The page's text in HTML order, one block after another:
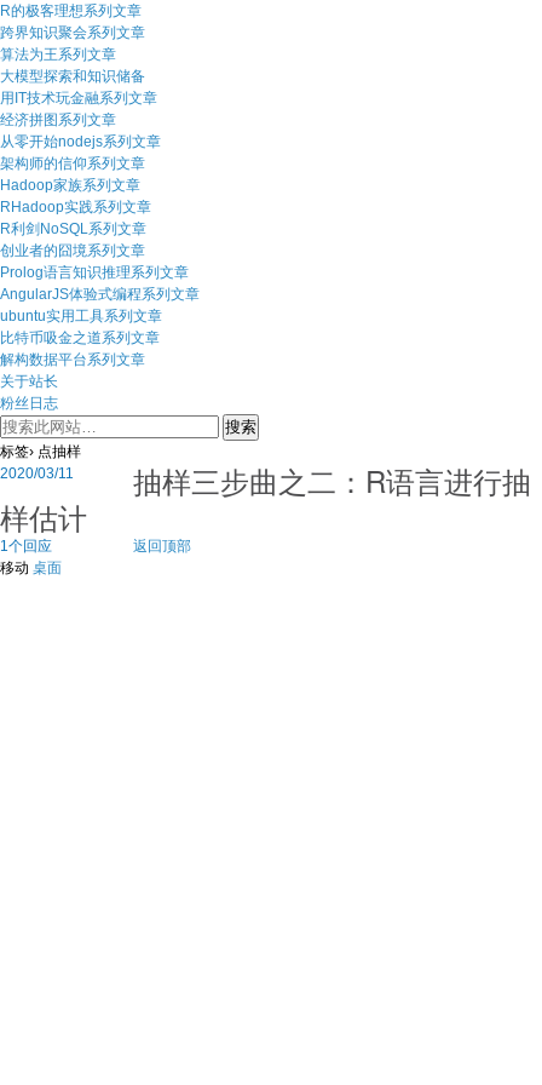
R的极客理想系列文章
跨界知识聚会系列文章
算法为王系列文章
大模型探索和知识储备
用IT技术玩金融系列文章
经济拼图系列文章
从零开始nodejs系列文章
架构师的信仰系列文章
Hadoop家族系列文章
RHadoop实践系列文章
R利剑NoSQL系列文章
创业者的囧境系列文章
Prolog语言知识推理系列文章
AngularJS体验式编程系列文章
ubuntu实用工具系列文章
比特币吸金之道系列文章
解构数据平台系列文章
关于站长
粉丝日志
标签› 点抽样
2020/03/11
抽样三步曲之二：R语言进行抽
样估计
1个回应
返回顶部
移动 桌面